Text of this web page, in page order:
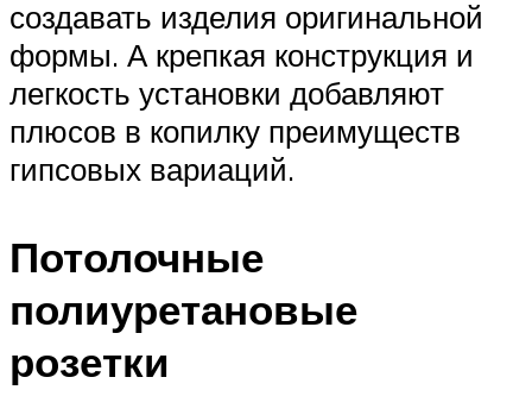
создавать изделия оригинальной
формы. А крепкая конструкция и
легкость установки добавляют
плюсов в копилку преимуществ
гипсовых вариаций.
Потолочные
полиуретановые
розетки